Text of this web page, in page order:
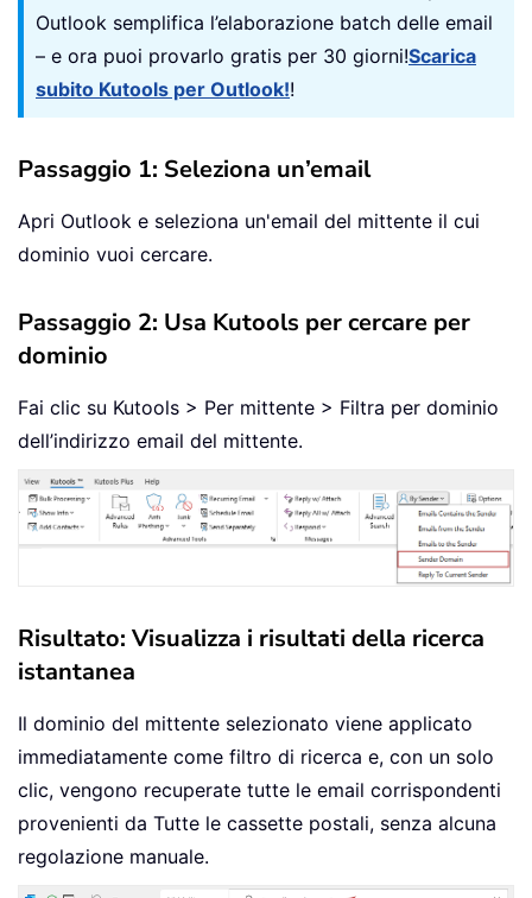
Outlook semplifica l’elaborazione batch delle email
– e ora puoi provarlo gratis per 30 giorni!Scarica
subito Kutools per Outlook!!
Passaggio 1: Seleziona un’email
Apri Outlook e seleziona un'email del mittente il cui
dominio vuoi cercare.
Passaggio 2: Usa Kutools per cercare per
dominio
Fai clic su Kutools > Per mittente > Filtra per dominio
dell’indirizzo email del mittente.
Risultato: Visualizza i risultati della ricerca
istantanea
Il dominio del mittente selezionato viene applicato
immediatamente come filtro di ricerca e, con un solo
clic, vengono recuperate tutte le email corrispondenti
provenienti da Tutte le cassette postali, senza alcuna
regolazione manuale.